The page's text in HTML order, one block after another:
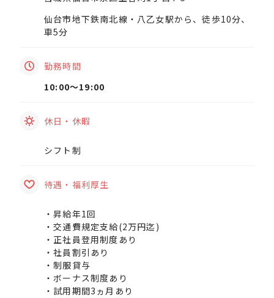
仙台市地下鉄南北線・八乙女駅から、徒歩10分、
車5分
勤務時間
10:00〜19:00
休日・休暇
シフト制
待遇・福利厚生
・昇給年1回
・交通費規定支給(2万円迄)
・正社員登用制度あり
・社員割引あり
・制服貸与
・ボーナス制度あり
・試用期間3ヵ月あり